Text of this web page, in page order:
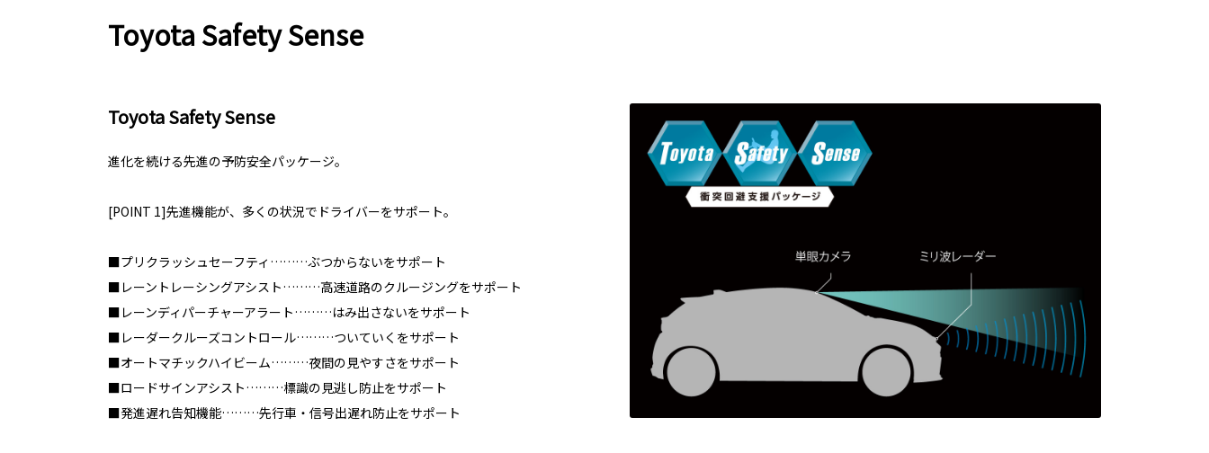
Toyota Safety Sense
Toyota Safety Sense
進化を続ける先進の予防安全パッケージ。
[POINT 1]先進機能が、多くの状況でドライバーをサポート。
■プリクラッシュセーフティ………ぶつからないをサポート
■レーントレーシングアシスト………高速道路のクルージングをサポート
■レーンディパーチャーアラート………はみ出さないをサポート
■レーダークルーズコントロール………ついていくをサポート
■オートマチックハイビーム………夜間の見やすさをサポート
■ロードサインアシスト………標識の見逃し防止をサポート
■発進遅れ告知機能………先行車・信号出遅れ防止をサポート